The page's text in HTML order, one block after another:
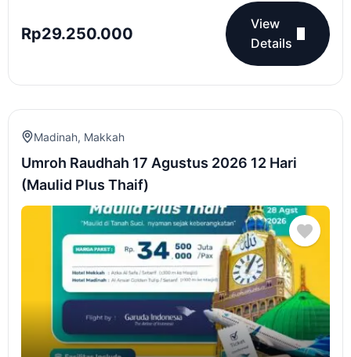
Rp29.250.000
View
Details
Madinah, Makkah
Umroh Raudhah 17 Agustus 2026 12 Hari
(Maulid Plus Thaif)